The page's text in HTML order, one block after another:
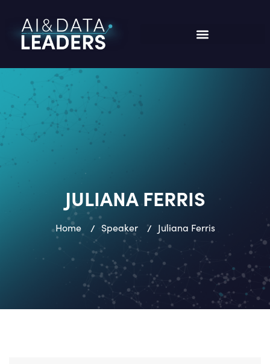
JULIANA FERRIS
Home / Speaker / Juliana Ferris